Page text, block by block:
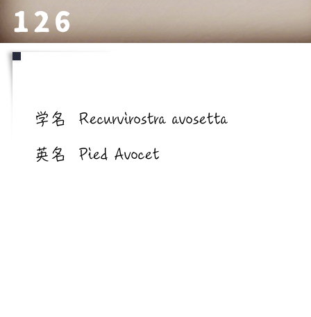
126
学名 Recurvirostra avosetta
英名 Pied Avocet